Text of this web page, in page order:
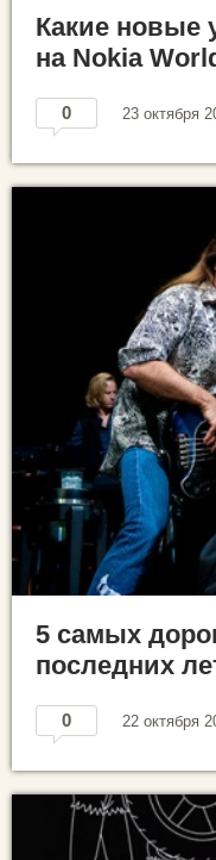
Какие новые
на Nokia
0 23 октября
5 самых
последних
0 22 октября